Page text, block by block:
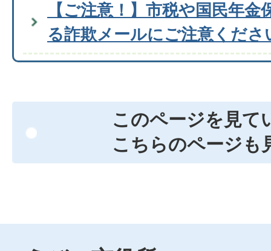
【ご注意！】市税や国民年
る詐欺メールにご注意くださ
このページを見て
こちらのページも